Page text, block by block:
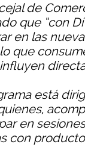
de
que “con
en las
que
está
en
con